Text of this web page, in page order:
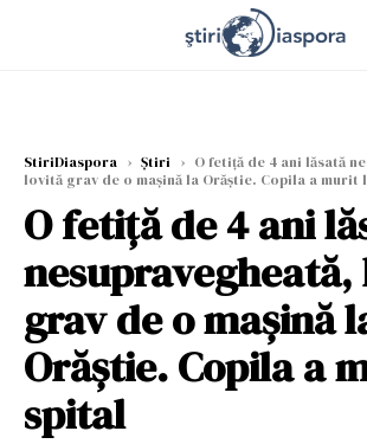
StiriDiaspora › Știri › O fetiţă de 4 ani lăsată
lovită grav de o maşină la Orăştie. Copila a murit
O fetiţă de 4 ani
grav de o maşină
Orăştie. Copila a
spital